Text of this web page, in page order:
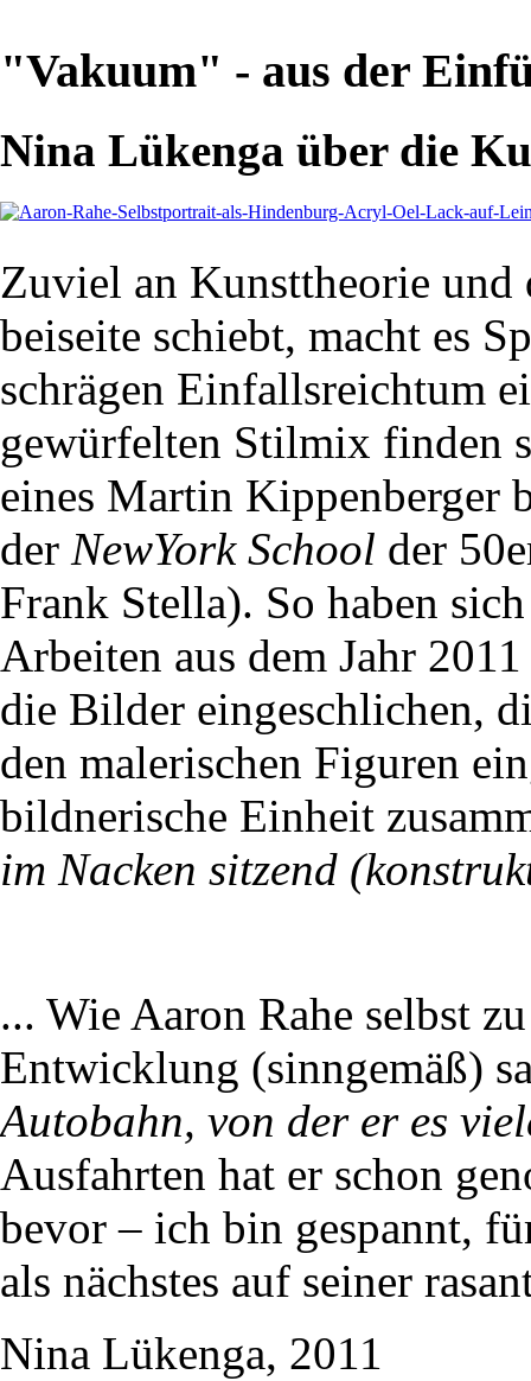
"Vakuum" - aus der
Nina Lükenga über die
Zuviel an Kunsttheorie
beiseite schiebt, macht es
schrägen Einfallsreichtum
gewürfelten Stilmix finden
eines Martin Kippenberger
der NewYork School der
Frank Stella). So haben
Arbeiten aus dem Jahr
die Bilder eingeschlichen,
den malerischen Figuren
bildnerische Einheit
im Nacken sitzend
... Wie Aaron Rahe selbst
Entwicklung (sinngemäß)
Autobahn, von der er es
Ausfahrten hat er schon
bevor – ich bin gespannt,
als nächstes auf seiner
Nina Lükenga, 2011